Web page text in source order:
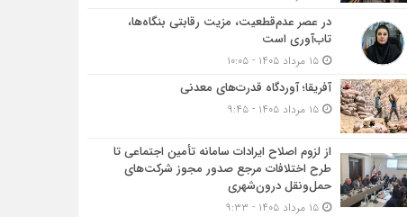
در عصر عدم‌قطعیت، مزیت رقابتی بنگاه‌ها،
تاب‌آوری است
۱۵ مرداد ۱۴۰۵ - ۱۰:۰۵
آفریقا؛ آوردگاه قدرت‌های معدنی
۱۵ مرداد ۱۴۰۵ - ۹:۴۵
از لزوم اصلاح ایرادات سامانه تأمین اجتماعی تا
طرح اختلافات مرجع صدور مجوز شرکت‌های
حمل‌ونقل درون‌شهری
۱۵ مرداد ۱۴۰۵ - ۹:۳۳